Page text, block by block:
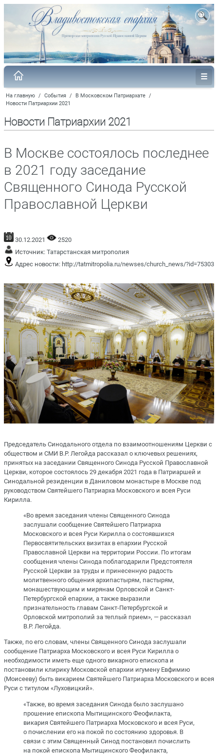
На главную / События / В Московском Патриархате /
Новости Патриархии 2021
Новости Патриархии 2021
В Москве состоялось последнее
в 2021 году заседание
Священного Синода Русской
Православной Церкви
30.12.2021
2520
Источник: Татарстанская митрополия
Адрес новости: http://tatmitropolia.ru/newses/church_news/?id=75303
Председатель Синодального отдела по взаимоотношениям Церкви с
обществом и СМИ В.Р. Легойда рассказал о ключевых решениях,
принятых на заседании Священного Синода Русской Православной
Церкви, которое состоялось 29 декабря 2021 года в Патриаршей и
Синодальной резиденции в Даниловом монастыре в Москве под
руководством Святейшего Патриарха Московского и всея Руси
Кирилла.
«Во время заседания члены Священного Синода
заслушали сообщение Святейшего Патриарха
Московского и всея Руси Кирилла о состоявшихся
Первосвятительских визитах в епархии Русской
Православной Церкви на территории России. По итогам
сообщения члены Синода поблагодарили Предстоятеля
Русской Церкви за труды и принесенную радость
молитвенного общения архипастырям, пастырям,
монашествующим и мирянам Орловской и Санкт-
Петербургской епархии, а также выразили
признательность главам Санкт-Петербургской и
Орловской митрополий за теплый прием», — рассказал
В.Р. Легойда.
Также, по его словам, члены Священного Синода заслушали
сообщение Патриарха Московского и всея Руси Кирилла о
необходимости иметь еще одного викарного епископа и
постановили клирику Московской епархии игумену Евфимию
(Моисееву) быть викарием Святейшего Патриарха Московского и всея
Руси с титулом «Луховицкий».
«Также, во время заседания Синода было заслушано
прошение епископа Мытищинского Феофилакта,
викария Святейшего Патриарха Московского и всея Руси,
о почислении его на покой по состоянию здоровья. В
связи с этим Священный Синод постановил почислить
на покой епископа Мытищинского Феофилакта,